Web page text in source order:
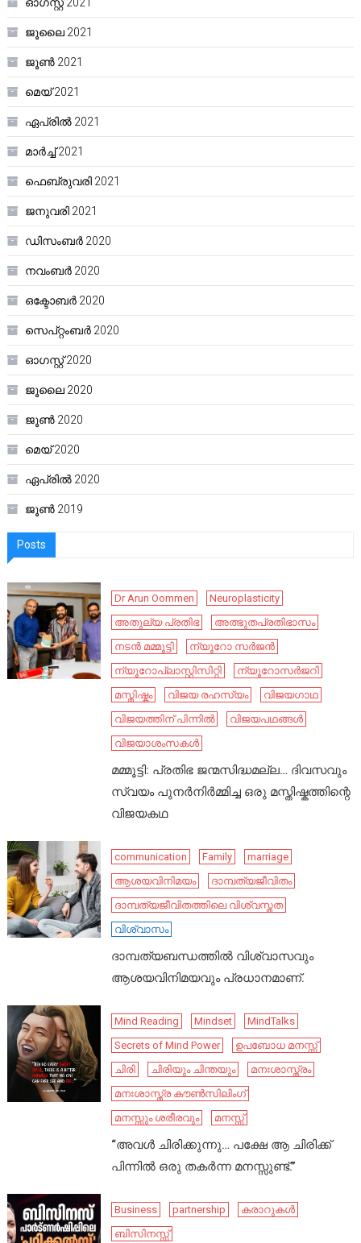
ജൂലൈ 2021
ജൂൺ 2021
മെയ്‌ 2021
ഏപ്രിൽ 2021
മാർച്ച്‌ 2021
ഫെബ്രുവരി 2021
ജനുവരി 2021
ഡിസംബർ 2020
നവംബർ 2020
ഒക്ടോബർ 2020
സെപ്റ്റംബർ 2020
ഓഗസ്റ്റ്‌ 2020
ജൂലൈ 2020
ജൂൺ 2020
മെയ്‌ 2020
ഏപ്രിൽ 2020
ജൂൺ 2019
Posts
Dr Arun Oommen
Neuroplasticity
അതുല്യ പ്രതിഭ
അത്ഭുതപ്രതിഭാസം
നടൻ മമ്മൂട്ടി
ന്യൂറോ സർജൻ
ന്യൂറോപ്ലാസ്റ്റിസിറ്റി
ന്യൂറോസർജറി
മസ്തിഷ്കം
വിജയ രഹസ്യം
വിജയഗാഥ
വിജയത്തിന് പിന്നിൽ
വിജയപഥങ്ങൾ
വിജയാശംസകൾ
മമ്മൂട്ടി: പ്രതിഭ ജന്മസിദ്ധമല്ല… ദിവസവും
സ്വയം പുനർനിർമ്മിച്ച ഒരു മസ്തിഷ്കത്തിന്റെ
വിജയകഥ
communication Family
marriage
ആശയവിനിമയം
ദാമ്പത്യജീവിതം
ദാമ്പത്യജീവിതത്തിലെ വിശ്വസ്തത
വിശ്വാസം
ദാമ്പത്യബന്ധത്തിൽ വിശ്വാസവും
ആശയവിനിമയവും പ്രധാനമാണ്.
Mind Reading Mindset
MindTalks
Secrets of Mind Power
ഉപബോധ മനസ്സ്
ചിരി
ചിരിയും ചിന്തയും
മനഃശാസ്ത്രം
മനഃശാസ്ത്ര കൗൺസിലിംഗ്
മനസ്സും ശരീരവും
മനസ്സ്
“അവൾ ചിരിക്കുന്നു… പക്ഷേ ആ ചിരിക്ക്
പിന്നിൽ ഒരു തകർന്ന മനസ്സുണ്ട്.”
Business partnership
കരാറുകൾ
ബിസിനസ്സ്